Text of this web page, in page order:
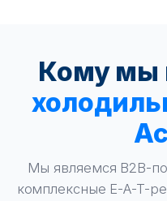
Кому мы
Мы являемся B2B-
комплексные E-A-T-